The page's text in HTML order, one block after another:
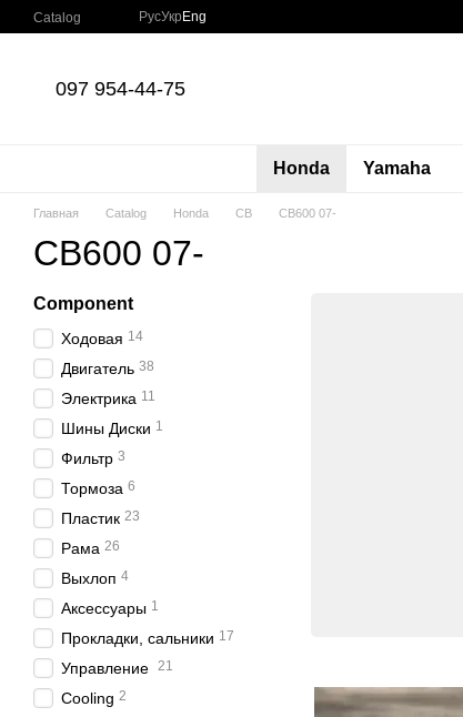
Skip to main content
Catalog РусУкр Eng
097 954-44-75
Honda Yamaha
Главная Catalog Honda CB CB600 07-
CB600 07-
Component
Ходовая 14
Двигатель 38
Электрика 11
Шины Диски 1
Фильтр 3
Тормоза 6
Пластик 23
Рама 26
Выхлоп 4
Аксессуары 1
Прокладки, сальники 17
Управление 21
Cooling 2